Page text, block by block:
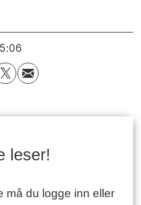
leser!
må du logge inn eller